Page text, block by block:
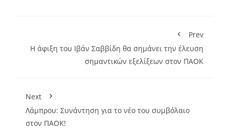
Prev
Η άφιξη του Ιβάν Σαββίδη θα σημάνει την έλευση
σημαντικών εξελίξεων στον ΠΑΟΚ
Next
Λάμπρου: Συνάντηση για το νέο του συμβόλαιο
στον ΠΑΟΚ!